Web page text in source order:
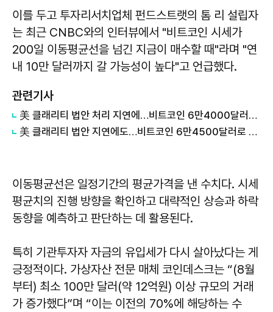
이를 두고 투자리서치업체 펀드스트랫의 톰 리 설립자
는 최근 CNBC와의 인터뷰에서 "비트코인 시세가
200일 이동평균선을 넘긴 지금이 매수할 때"라며 "연
내 10만 달러까지 갈 가능성이 높다"고 언급했다.
관련기사
美 클래리티 법안 처리 지연에…비트코인 6만4000달러대 횡보
美 클래리티 법안 지연에도…비트코인 6만4500달러로 상승
이동평균선은 일정기간의 평균가격을 낸 수치다. 시세
평균치의 진행 방향을 확인하고 대략적인 상승과 하락
동향을 예측하고 판단하는 데 활용된다.
특히 기관투자자 자금의 유입세가 다시 살아났다는 게
긍정적이다. 가상자산 전문 매체 코인데스크는 “(8월
부터) 최소 100만 달러(약 12억원) 이상 규모의 거래
가 증가했다”며 “이는 이전의 70%에 해당하는 수